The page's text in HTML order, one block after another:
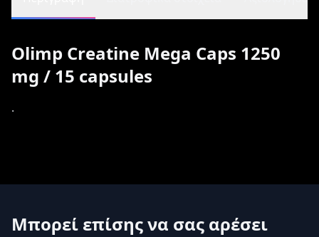
Olimp Creatine Mega Caps 1250
mg / 15 capsules
.
Μπορεί επίσης να σας αρέσει